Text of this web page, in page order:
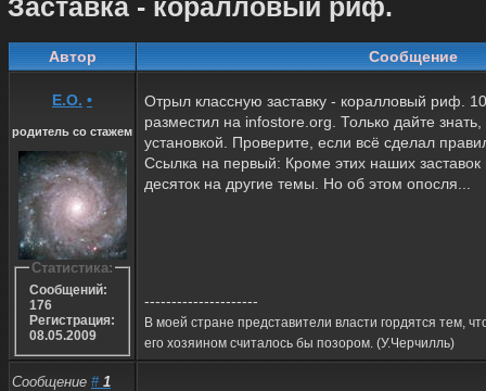
Заставка - коралловый риф.
Автор Сообщение
Е.О. •
родитель со стажем
Статистика:
Сообщений:
176
Регистрация:
08.05.2009
Отрыл классную заставку - коралловый риф.
разместил на infostore.org. Только дайте
установкой. Проверите, если всё сделал
Ссылка на первый: Кроме этих наших
десяток на другие темы. Но об этом опосля...
---------------------
В моей стране представители власти гордятся тем,
его хозяином считалось бы позором. (У.Черчилль)
Сообщение # 1